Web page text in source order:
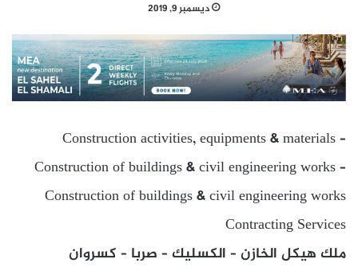
ديسمبر 9, 2019
Construction activities, equipments & materials –
Construction of buildings & civil engineering works –
Construction of buildings & civil engineering works
Contracting Services
ملك هيكل الخازن – الكسليك – صربا – كسروان